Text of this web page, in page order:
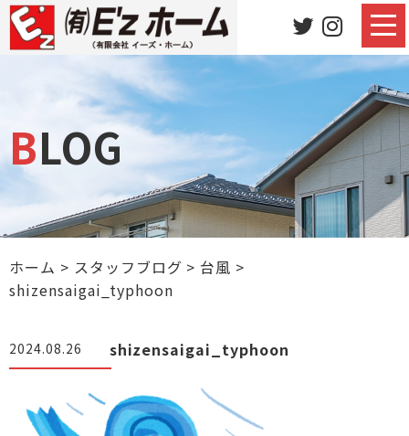
BLOG
ホーム > スタッフブログ >台風 >
shizensaigai_typhoon
2024.08.26 shizensaigai_typhoon